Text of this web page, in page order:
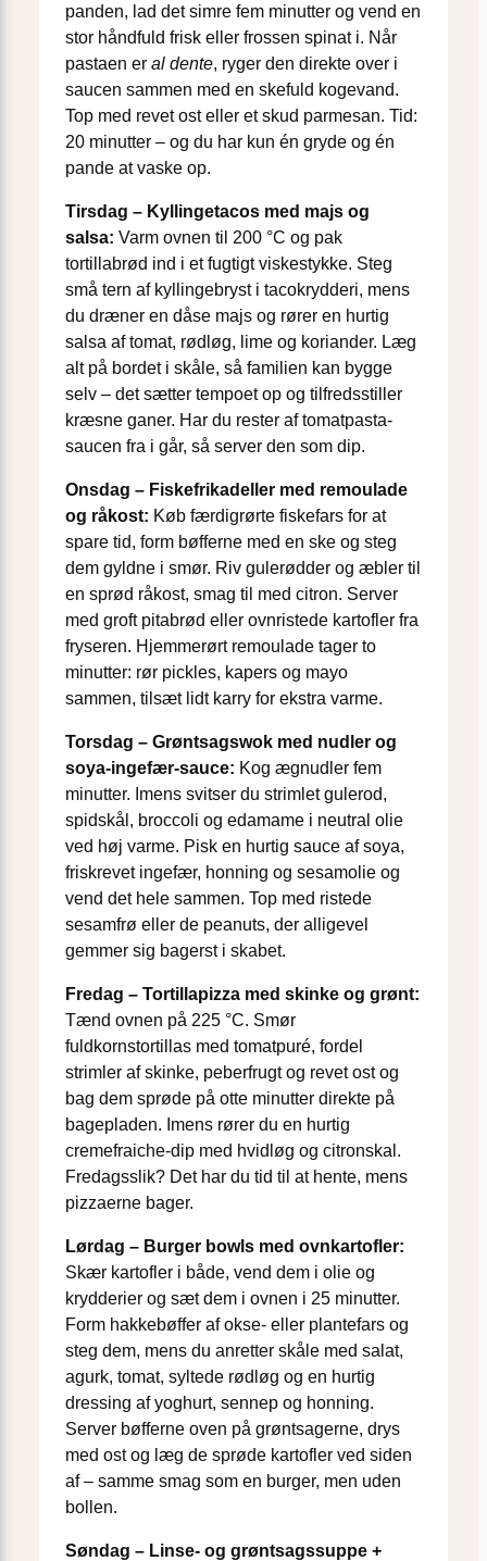
panden, lad det simre fem minutter og vend en
stor håndfuld frisk eller frossen spinat i. Når
pastaen er al dente, ryger den direkte over i
saucen sammen med en skefuld kogevand.
Top med revet ost eller et skud parmesan. Tid:
20 minutter – og du har kun én gryde og én
pande at vaske op.
Tirsdag – Kyllingetacos med majs og
salsa: Varm ovnen til 200 °C og pak
tortillabrød ind i et fugtigt viskestykke. Steg
små tern af kyllingebryst i tacokrydderi, mens
du dræner en dåse majs og rører en hurtig
salsa af tomat, rødløg, lime og koriander. Læg
alt på bordet i skåle, så familien kan bygge
selv – det sætter tempoet op og tilfredsstiller
kræsne ganer. Har du rester af tomatpasta-
saucen fra i går, så server den som dip.
Onsdag – Fiskefrikadeller med remoulade
og råkost: Køb færdigrørte fiskefars for at
spare tid, form bøfferne med en ske og steg
dem gyldne i smør. Riv gulerødder og æbler til
en sprød råkost, smag til med citron. Server
med groft pitabrød eller ovnristede kartofler fra
fryseren. Hjemmerørt remoulade tager to
minutter: rør pickles, kapers og mayo
sammen, tilsæt lidt karry for ekstra varme.
Torsdag – Grøntsagswok med nudler og
soya-ingefær-sauce: Kog ægnudler fem
minutter. Imens svitser du strimlet gulerod,
spidskål, broccoli og edamame i neutral olie
ved høj varme. Pisk en hurtig sauce af soya,
friskrevet ingefær, honning og sesamolie og
vend det hele sammen. Top med ristede
sesamfrø eller de peanuts, der alligevel
gemmer sig bagerst i skabet.
Fredag – Tortillapizza med skinke og grønt:
Tænd ovnen på 225 °C. Smør
fuldkornstortillas med tomatpuré, fordel
strimler af skinke, peberfrugt og revet ost og
bag dem sprøde på otte minutter direkte på
bagepladen. Imens rører du en hurtig
cremefraiche-dip med hvidløg og citronskal.
Fredagsslik? Det har du tid til at hente, mens
pizzaerne bager.
Lørdag – Burger bowls med ovnkartofler:
Skær kartofler i både, vend dem i olie og
krydderier og sæt dem i ovnen i 25 minutter.
Form hakkebøffer af okse- eller plantefars og
steg dem, mens du anretter skåle med salat,
agurk, tomat, syltede rødløg og en hurtig
dressing af yoghurt, sennep og honning.
Server bøfferne oven på grøntsagerne, drys
med ost og læg de sprøde kartofler ved siden
af – samme smag som en burger, men uden
bollen.
Søndag – Linse- og grøntsagssuppe +